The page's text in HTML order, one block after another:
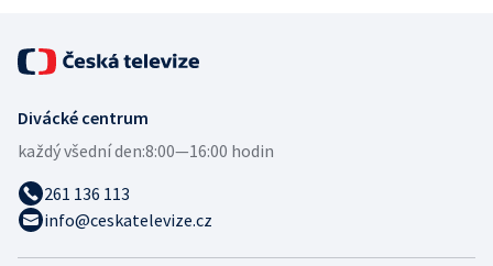
Divácké centrum
každý všední den:8:00—16:00 hodin
261 136 113
info@ceskatelevize.cz